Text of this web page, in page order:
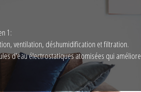
1:
ventilation, déshumidification et filtration.
d'eau électrostatiques atomisées qui